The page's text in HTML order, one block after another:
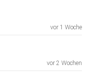
vor 1 Woche
vor 2 Wochen